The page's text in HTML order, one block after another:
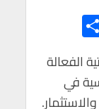
h
ar
e
الفعالة
في